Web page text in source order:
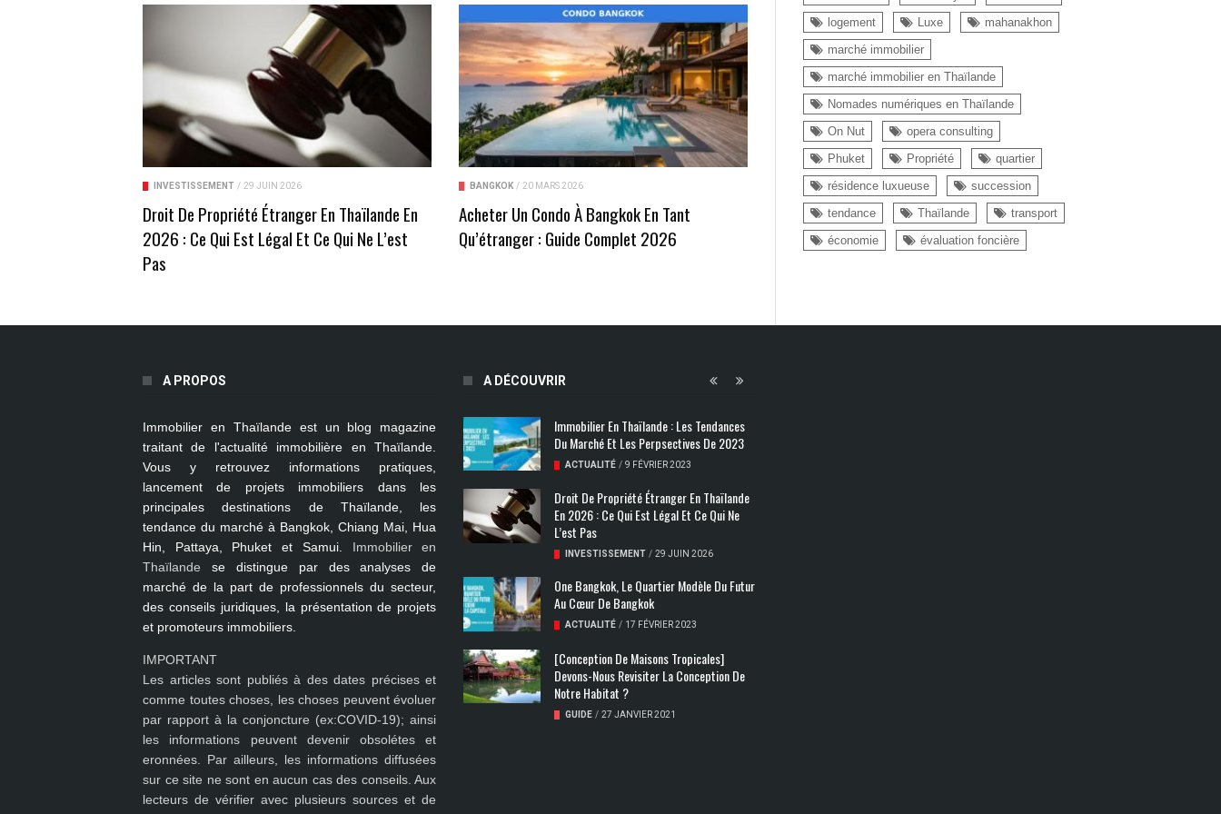
INVESTISSEMENT / 29 JUIN 2026
Droit De Propriété Étranger En Thaïlande En
2026 : Ce Qui Est Légal Et Ce Qui Ne L’est
Pas
BANGKOK / 20 MARS 2026
Acheter Un Condo À Bangkok En Tant
Qu’étranger : Guide Complet 2026
logement
Luxe
mahanakhon
marché immobilier
marché immobilier en Thaïlande
Nomades numériques en Thaïlande
On Nut
opera consulting
Phuket
Propriété
quartier
résidence luxueuse
succession
tendance
Thaïlande
transport
économie
évaluation foncière
A PROPOS
Immobilier en Thaïlandeest un blog magazine
traitant de l'actualité immobilière en Thaïlande.
Vous y retrouvez informations pratiques,
lancement de projets immobiliers dans les
principales destinations de Thaïlande, les
tendance du marché à Bangkok, Chiang Mai, Hua
Hin, Pattaya, Phuket et Samui. Immobilier en
Thaïlande se distingue par des analyses de
marché de la part de professionnels du secteur,
des conseils juridiques, la présentation de projets
et promoteurs immobiliers.
IMPORTANT
Les articles sont publiés à des dates précises et
comme toutes choses, les choses peuvent évoluer
par rapport à la conjoncture (ex:COVID-19); ainsi
les informations peuvent devenir obsolétes et
eronnées . Par ailleurs, les informations diffusées
sur ce site ne sont en aucun cas des conseils. Aux
lecteurs de vérifier avec plusieurs sources et de
A DÉCOUVRIR
Immobilier En Thaïlande : Les Tendances
Du Marché Et Les Perpsectives De 2023
ACTUALITÉ / 9 FÉVRIER 2023
Droit De Propriété Étranger En Thaïlande
En 2026 : Ce Qui Est Légal Et Ce Qui Ne
L’est Pas
INVESTISSEMENT / 29 JUIN 2026
One Bangkok, Le Quartier Modèle Du Futur
Au Cœur De Bangkok
ACTUALITÉ / 17 FÉVRIER 2023
[Conception De Maisons Tropicales]
Devons-Nous Revisiter La Conception De
Notre Habitat ?
GUIDE / 27 JANVIER 2021